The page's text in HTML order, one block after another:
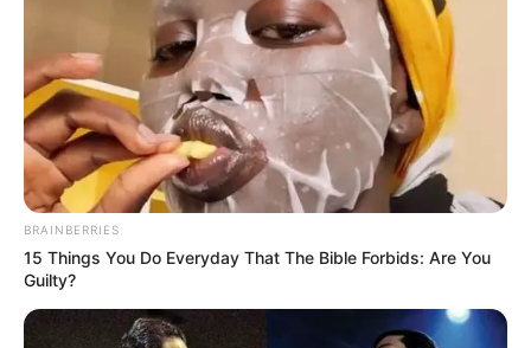
BRAINBERRIES
15 Things You Do Everyday That The Bible Forbids: Are You
Guilty?